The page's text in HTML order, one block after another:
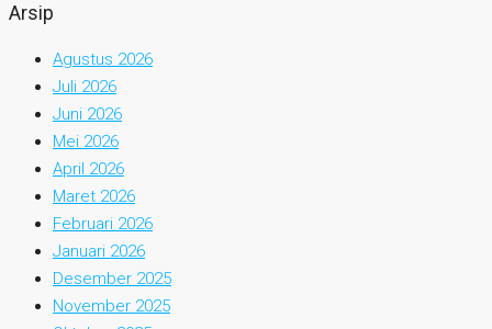
Arsip
Agustus 2026
Juli 2026
Juni 2026
Mei 2026
April 2026
Maret 2026
Februari 2026
Januari 2026
Desember 2025
November 2025